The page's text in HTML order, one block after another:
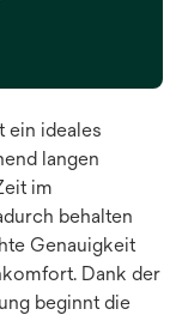
ein ideales
langen
im
behalten
Genauigkeit
Dank der
beginnt die